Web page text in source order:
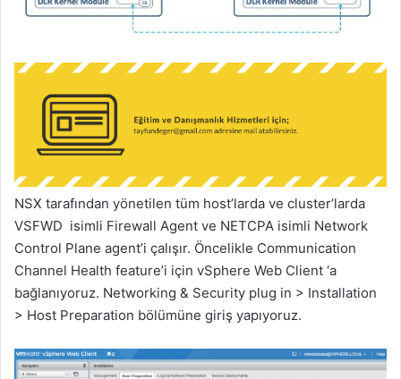
NSX tarafından yönetilen tüm host’larda ve cluster’larda
VSFWD isimli Firewall Agent ve NETCPA isimli Network
Control Plane agent’i çalışır. Öncelikle Communication
Channel Health feature’i için vSphere Web Client ‘a
bağlanıyoruz. Networking & Security plug in > Installation
> Host Preparation bölümüne giriş yapıyoruz.